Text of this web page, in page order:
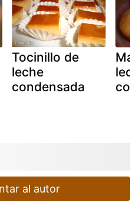
Tocinillo de
leche
condensada
al autor